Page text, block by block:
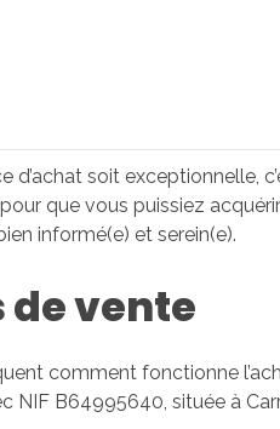
d’achat soit exceptionnelle,
que vous puissiez
informé(e) et serein(e).
vente
comment fonctionne
NIF B64995640, située à